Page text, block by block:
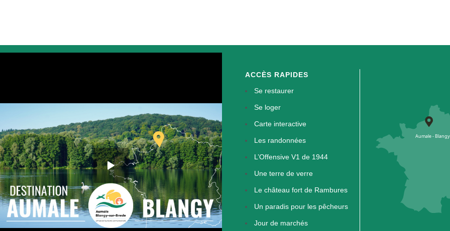
ACCÈS RAPIDES
Se restaurer
Se loger
Carte interactive
Les randonnées
L’Offensive V1 de 1944
Une terre de verre
Le château fort de Rambures
Un paradis pour les pêcheurs
Jour de marchés